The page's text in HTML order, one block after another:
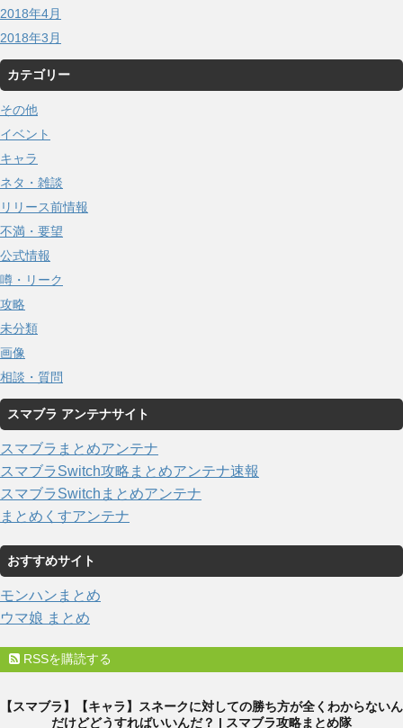
2018年4月
2018年3月
カテゴリー
その他
イベント
キャラ
ネタ・雑談
リリース前情報
不満・要望
公式情報
噂・リーク
攻略
未分類
画像
相談・質問
スマブラ アンテナサイト
スマブラまとめアンテナ
スマブラSwitch攻略まとめアンテナ速報
スマブラSwitchまとめアンテナ
まとめくすアンテナ
おすすめサイト
モンハンまとめ
ウマ娘 まとめ
RSSを購読する
【スマブラ】【キャラ】スネークに対しての勝ち方が全くわからないん
だけどどうすればいいんだ？ | スマブラ攻略まとめ隊